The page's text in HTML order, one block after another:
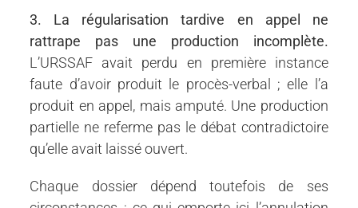
3. La régularisation tardive en appel ne
rattrape pas une production incomplète.
L’URSSAF avait perdu en première instance
faute d’avoir produit le procès-verbal ; elle l’a
produit en appel, mais amputé. Une production
partielle ne referme pas le débat contradictoire
qu’elle avait laissé ouvert.
Chaque dossier dépend toutefois de ses